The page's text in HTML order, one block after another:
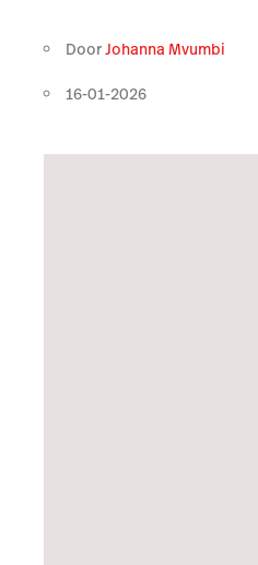
DoorJohanna Mvumbi
16-01-2026